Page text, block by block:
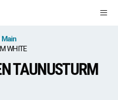
WHITE
TAUNUSTURM